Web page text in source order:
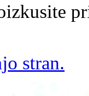
stran.